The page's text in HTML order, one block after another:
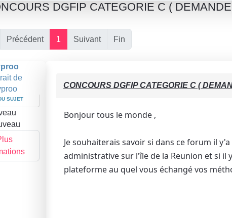
DGFIP CATEGORIE C (
Précédent 1 Suivant Fin
SUJET
CONCOURS DGFIP CATEGORIE C (
Bonjour tous le monde ,
Je souhaiterais savoir si dans ce forum il
administrative sur l'île de la Reunion et si il
plateforme au quel vous échangé vos